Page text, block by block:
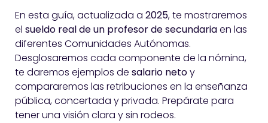
En esta guía, actualizada a 2025, te mostraremos
el sueldo real de un profesor de secundariaen las
diferentes Comunidades Autónomas.
Desglosaremos cada componente de la nómina,
te daremos ejemplos de salario netoy
compararemos las retribuciones en la enseñanza
pública, concertada y privada. Prepárate para
tener una visión clara y sin rodeos.